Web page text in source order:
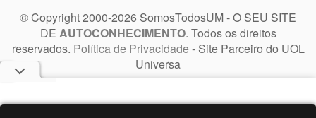
© Copyright 2000-2026 SomosTodosUM - O SEU SITE
DE AUTOCONHECIMENTO. Todos os direitos
reservados. Política de Privacidade - Site Parceiro do UOL
Universa